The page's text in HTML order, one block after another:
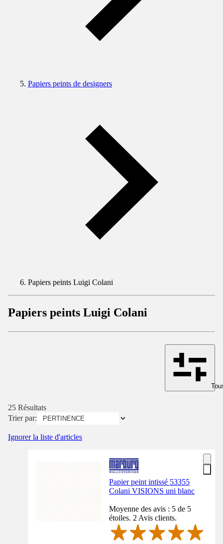
Papiers peints de designers
Papiers peints Luigi Colani
Papiers peints Luigi Colani
25 Résultats
Trier par:
Ignorer la liste d'articles
Papier peint intissé 53355
Colani VISIONS uni blanc
Moyenne des avis : 5 de 5
étoiles. 2 Avis clients.